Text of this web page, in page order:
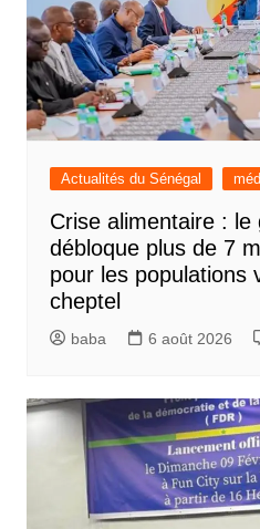
Actualités du Sénégal
Crise alimentaire : le
débloque plus de 7
pour les populations
cheptel
baba 6 août 2026